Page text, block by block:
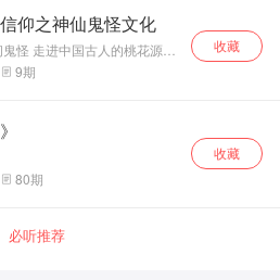
富含了哪些哲学道理？ 在另
人，又给我们带来了哪些生
游记》不该只是徒弟带着师
授通过增维法解析在另一个
用新的眼光、新的视角、新
的关系。
仰之神仙鬼怪文化
怪 走进中国古人的桃花源
9期
收藏
80期
收藏
必听推荐